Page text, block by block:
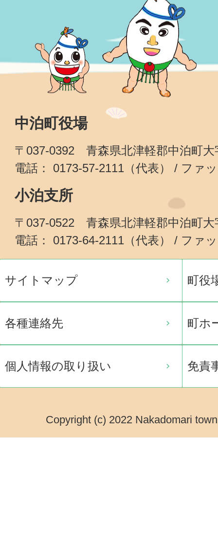
中泊町役場
〒037-0392 青森県北津軽郡中泊町大
電話： 0173-57-2111（代表） / ファ
小泊支所
〒037-0522 青森県北津軽郡中泊町大
電話： 0173-64-2111（代表） / ファ
サイトマップ 町役
各種連絡先 町ホ
個人情報の取り扱い 免責
Copyright (c) 2022 Nakadomari